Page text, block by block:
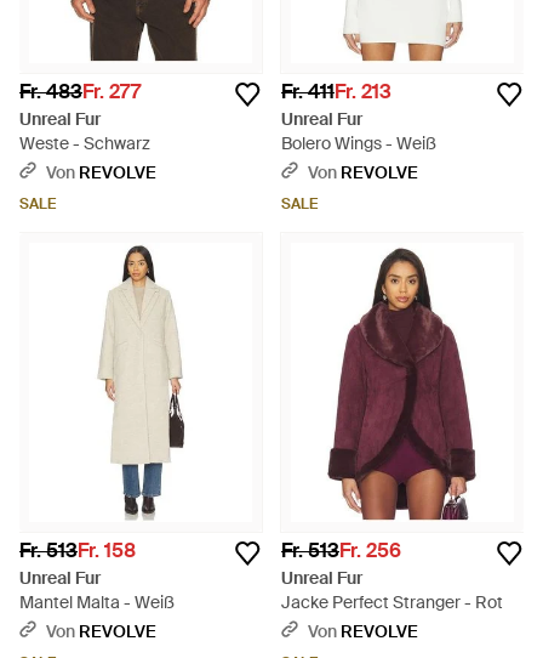
Fr. 483Fr. 277
Unreal Fur
Weste - Schwarz
Von REVOLVE
SALE
Fr. 411Fr. 213
Unreal Fur
Bolero Wings - Weiß
Von REVOLVE
SALE
Fr. 513Fr. 158
Unreal Fur
Mantel Malta - Weiß
Von REVOLVE
Fr. 513Fr. 256
Unreal Fur
Jacke Perfect Stranger - Rot
Von REVOLVE